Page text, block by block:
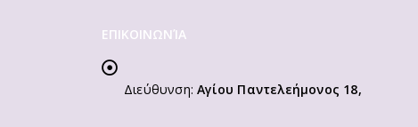
ΕΠΙΚΟΙΝΩΝΊΑ
Διεύθυνση: Αγίου Παντελεήμονος 18,